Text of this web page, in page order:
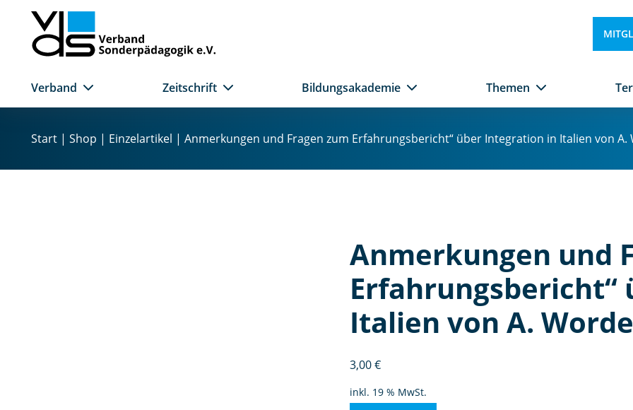
I
Verband Zeitschrift Bildungsakademie Themen
Start | Shop | Einzelartikel | Anmerkungen und Fragen zum Erfahrungsbericht“ über Integration in Italien von A.
Anmerkungen und
Italien von A.
3,00€
inkl. 19 % MwSt.